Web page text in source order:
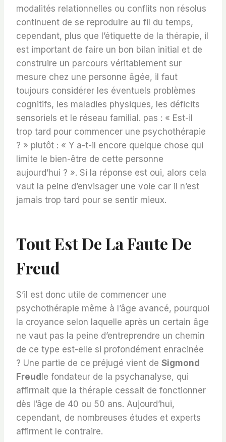
modalités relationnelles ou conflits non résolus
continuent de se reproduire au fil du temps,
cependant, plus que l’étiquette de la thérapie, il
est important de faire un bon bilan initial et de
construire un parcours véritablement sur
mesure chez une personne âgée, il faut
toujours considérer les éventuels problèmes
cognitifs, les maladies physiques, les déficits
sensoriels et le réseau familial. pas : « Est-il
trop tard pour commencer une psychothérapie
? » plutôt : « Y a-t-il encore quelque chose qui
limite le bien-être de cette personne
aujourd’hui ? ». Si la réponse est oui, alors cela
vaut la peine d’envisager une voie car il n’est
jamais trop tard pour se sentir mieux.
Tout Est De La Faute De
Freud
S’il est donc utile de commencer une
psychothérapie même à l’âge avancé, pourquoi
la croyance selon laquelle après un certain âge
ne vaut pas la peine d’entreprendre un chemin
de ce type est-elle si profondément enracinée
? Une partie de ce préjugé vient de Sigmond
Freud le fondateur de la psychanalyse, qui
affirmait que la thérapie cessait de fonctionner
dès l’âge de 40 ou 50 ans. Aujourd’hui,
cependant, de nombreuses études et experts
affirment le contraire.